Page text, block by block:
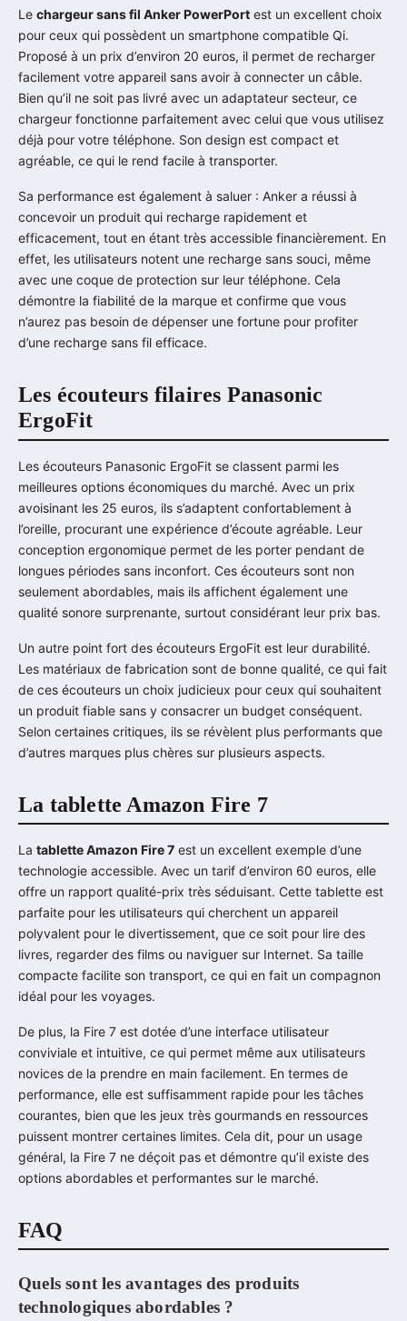
Le chargeur sans fil Anker PowerPort est un excellent choix
pour ceux qui possèdent un smartphone compatible Qi.
Proposé à un prix d’environ 20 euros, il permet de recharger
facilement votre appareil sans avoir à connecter un câble.
Bien qu’il ne soit pas livré avec un adaptateur secteur, ce
chargeur fonctionne parfaitement avec celui que vous utilisez
déjà pour votre téléphone. Son design est compact et
agréable, ce qui le rend facile à transporter.
Sa performance est également à saluer : Anker a réussi à
concevoir un produit qui recharge rapidement et
efficacement, tout en étant très accessible financièrement. En
effet, les utilisateurs notent une recharge sans souci, même
avec une coque de protection sur leur téléphone. Cela
démontre la fiabilité de la marque et confirme que vous
n’aurez pas besoin de dépenser une fortune pour profiter
d’une recharge sans fil efficace.
Les écouteurs filaires Panasonic
ErgoFit
Les écouteurs Panasonic ErgoFit se classent parmi les
meilleures options économiques du marché. Avec un prix
avoisinant les 25 euros, ils s’adaptent confortablement à
l’oreille, procurant une expérience d’écoute agréable. Leur
conception ergonomique permet de les porter pendant de
longues périodes sans inconfort. Ces écouteurs sont non
seulement abordables, mais ils affichent également une
qualité sonore surprenante, surtout considérant leur prix bas.
Un autre point fort des écouteurs ErgoFit est leur durabilité.
Les matériaux de fabrication sont de bonne qualité, ce qui fait
de ces écouteurs un choix judicieux pour ceux qui souhaitent
un produit fiable sans y consacrer un budget conséquent.
Selon certaines critiques, ils se révèlent plus performants que
d’autres marques plus chères sur plusieurs aspects.
La tablette Amazon Fire 7
La tablette Amazon Fire 7 est un excellent exemple d’une
technologie accessible. Avec un tarif d’environ 60 euros, elle
offre un rapport qualité-prix très séduisant. Cette tablette est
parfaite pour les utilisateurs qui cherchent un appareil
polyvalent pour le divertissement, que ce soit pour lire des
livres, regarder des films ou naviguer sur Internet. Sa taille
compacte facilite son transport, ce qui en fait un compagnon
idéal pour les voyages.
De plus, la Fire 7 est dotée d’une interface utilisateur
conviviale et intuitive, ce qui permet même aux utilisateurs
novices de la prendre en main facilement. En termes de
performance, elle est suffisamment rapide pour les tâches
courantes, bien que les jeux très gourmands en ressources
puissent montrer certaines limites. Cela dit, pour un usage
général, la Fire 7 ne déçoit pas et démontre qu’il existe des
options abordables et performantes sur le marché.
FAQ
Quels sont les avantages des produits
technologiques abordables ?